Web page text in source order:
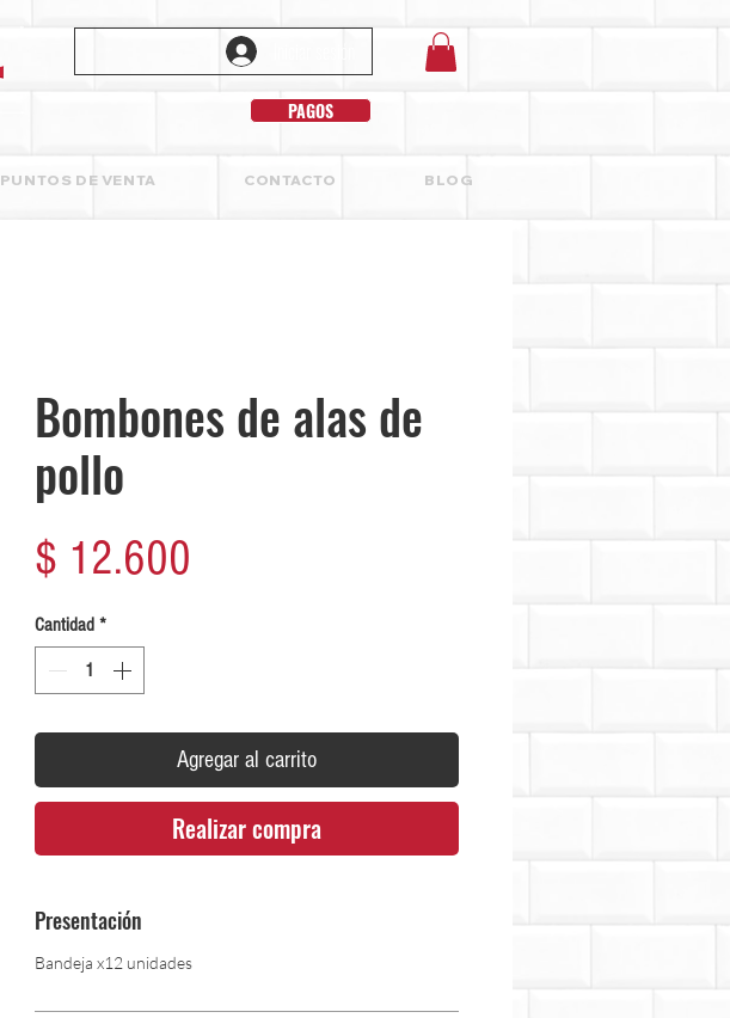
PAGOS
PUNTOS DE VENTA CONTACTO BLOG
Bombones de alas de
pollo
$ 12.600
Cantidad *
Agregar al carrito
Realizar compra
Presentación
Bandeja x12 unidades